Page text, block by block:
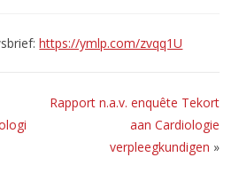
https://ymlp.com/zvqq1U
Rapport n.a.v. enquête Tekort
aan Cardiologie
verpleegkundigen »